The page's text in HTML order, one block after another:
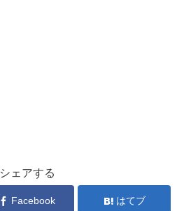
シェアする
Facebook はてブ